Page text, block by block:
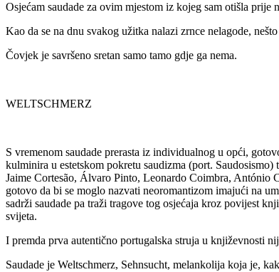
Osjećam saudade za ovim mjestom iz kojeg sam otišla prije
Kao da se na dnu svakog užitka nalazi zrnce nelagode,
Čovjek je savršeno sretan samo tamo gdje ga nema.
WELTSCHMERZ
S vremenom saudade prerasta iz individualnog u opći,
kulminira u estetskom pokretu saudizma (port.
Jaime Cortesão, Álvaro Pinto, Leonardo Coimbra, António
gotovo da bi se moglo nazvati neoromantizom imajući na
sadrži saudade pa traži tragove tog osjećaja kroz povijest
svijeta.
I premda prva autentično portugalska struja u književnosti
Saudade je Weltschmerz, Sehnsucht, melankolija koja je,